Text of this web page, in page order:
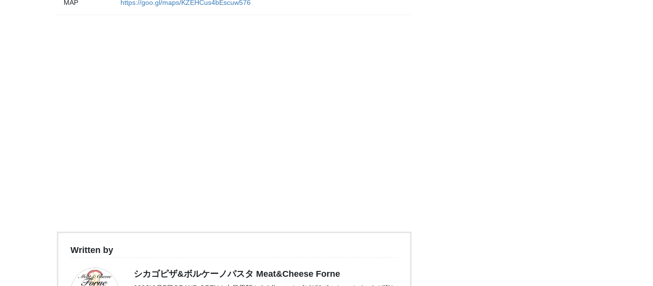
MAP https://goo.gl/maps/KZEHCus4bEscuw576
Written by
シカゴピザ&ボルケーノパスタ Meat&Cheese Forne